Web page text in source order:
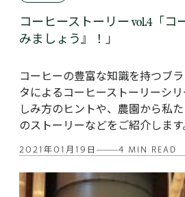
コーヒーストーリー vol.4「コ
みましょう』！」
コーヒーの豊富な知識を持つブ
タによるコーヒーストーリーシ
しみ方のヒントや、農園から私
のストーリーなどをご紹介します
2021年01月19日 4 MIN READ